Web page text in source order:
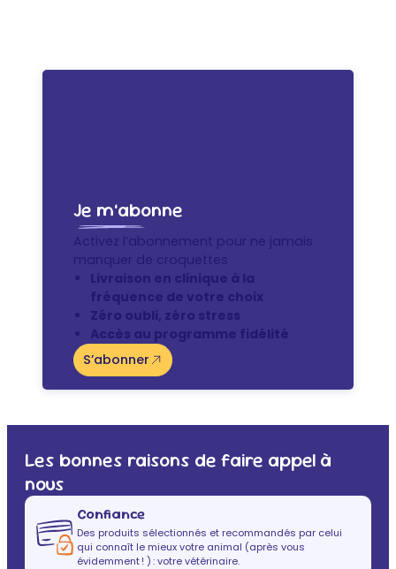
Je m’abonne
Activez l’abonnement pour ne jamais
manquer de croquettes
Livraison en clinique à la
fréquence de votre choix
Zéro oubli, zéro stress
Accès au programme fidélité
S’abonner
Les bonnes raisons de faire appel à
nous
Confiance
Des produits sélectionnés et recommandés par celui
qui connaît le mieux votre animal (après vous
évidemment ! ) : votre vétérinaire.